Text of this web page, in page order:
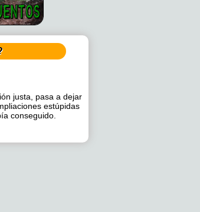
justa, pasa a dejar
estúpidas
conseguido.